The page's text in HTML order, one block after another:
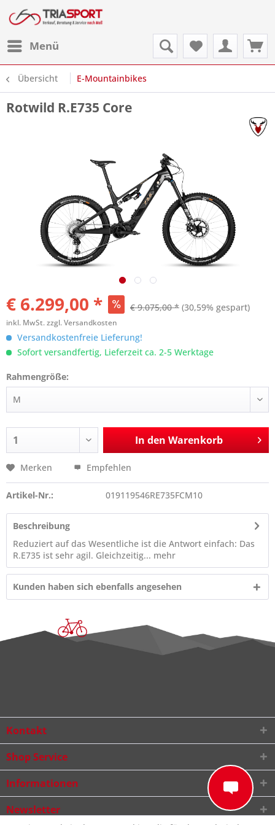
Menü
Übersicht E-Mountainbikes
Rotwild R.E735 Core
€ 6.299,00 * € 9.075,00 * (30,59% gespart)
inkl. MwSt.zzgl. Versandkosten
Versandkostenfreie Lieferung!
Sofort versandfertig, Lieferzeit ca. 2-5 Werktage
Rahmengröße:
In den Warenkorb
Merken Empfehlen
Artikel-Nr.: 019119546RE735FCM10
Beschreibung
Reduziert auf das Wesentliche ist die Antwort einfach: Das
R.E735 ist sehr agil. Gleichzeitig... mehr
Kunden haben sich ebenfalls angesehen
Kontakt
Shop Service
Informationen
Newsletter